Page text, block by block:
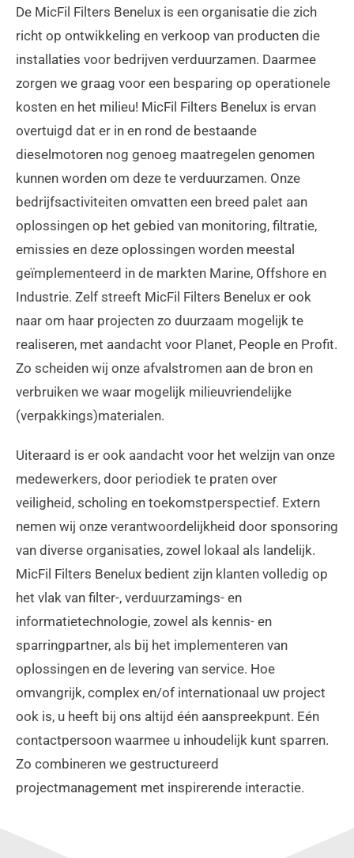
De MicFil Filters Benelux is een organisatie die zich
richt op ontwikkeling en verkoop van producten die
installaties voor bedrijven verduurzamen. Daarmee
zorgen we graag voor een besparing op operationele
kosten en het milieu! MicFil Filters Benelux is ervan
overtuigd dat er in en rond de bestaande
dieselmotoren nog genoeg maatregelen genomen
kunnen worden om deze te verduurzamen. Onze
bedrijfsactiviteiten omvatten een breed palet aan
oplossingen op het gebied van monitoring, filtratie,
emissies en deze oplossingen worden meestal
geïmplementeerd in de markten Marine, Offshore en
Industrie. Zelf streeft MicFil Filters Benelux er ook
naar om haar projecten zo duurzaam mogelijk te
realiseren, met aandacht voor Planet, People en Profit.
Zo scheiden wij onze afvalstromen aan de bron en
verbruiken we waar mogelijk milieuvriendelijke
(verpakkings)materialen.
Uiteraard is er ook aandacht voor het welzijn van onze
medewerkers, door periodiek te praten over
veiligheid, scholing en toekomstperspectief. Extern
nemen wij onze verantwoordelijkheid door sponsoring
van diverse organisaties, zowel lokaal als landelijk.
MicFil Filters Benelux bedient zijn klanten volledig op
het vlak van filter-, verduurzamings- en
informatietechnologie, zowel als kennis- en
sparringpartner, als bij het implementeren van
oplossingen en de levering van service. Hoe
omvangrijk, complex en/of internationaal uw project
ook is, u heeft bij ons altijd één aanspreekpunt. Eén
contactpersoon waarmee u inhoudelijk kunt sparren.
Zo combineren we gestructureerd
projectmanagement met inspirerende interactie.